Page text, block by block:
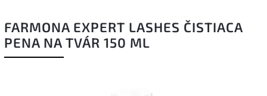
FARMONA EXPERT LASHES ČISTIACA
PENA NA TVÁR 150 ML